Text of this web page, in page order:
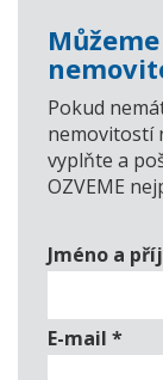
Pokud
nemovitostí
vyplňte a
OZVEME
Jméno a
E-mail *